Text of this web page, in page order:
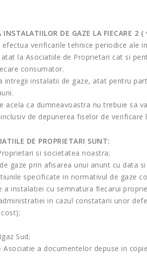
INSTALATIILOR DE GAZE LA FIECARE
verificarile tehnice periodice
la Asociatiile de Proprietari cat si
consumator.
instalatii de gaze, atat pentru
ca dumneavoastra nu trebuie sa
de depunerea fiselor de verificare
DE PROPRIETARI SUNT:
si societatea noastra;
gaze prin afisarea unui anunt cu data
specificate in normativul de gaze
instalatiei cu semnatura fiecarui
in cazul constatarii unor
Sud;
a documentelor depuse in